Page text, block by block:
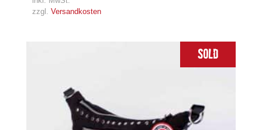
zzgl. Versandkosten
Sold